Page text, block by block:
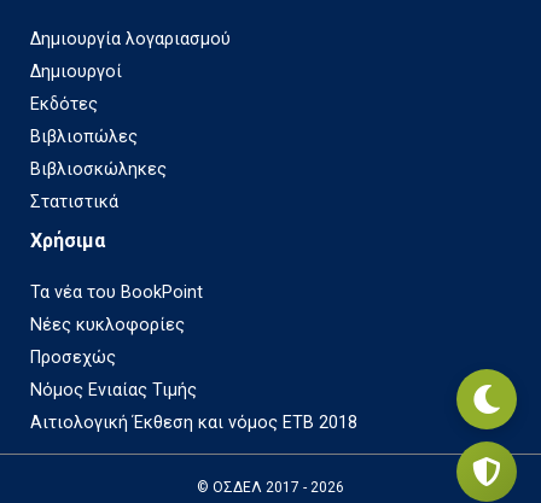
Δημιουργία λογαριασμού
Δημιουργοί
Εκδότες
Βιβλιοπώλες
Βιβλιοσκώληκες
Στατιστικά
Χρήσιμα
Τα νέα του BookPoint
Νέες κυκλοφορίες
Προσεχώς
Νόμος Ενιαίας Τιμής
Αιτιολογική Έκθεση και νόμος ΕΤΒ 2018
© ΟΣΔΕΛ 2017 - 2026